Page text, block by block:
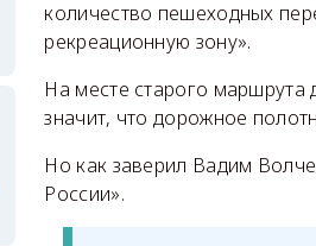
количество пешеходных
рекреационную зону».
На месте старого маршрута
значит, что дорожное
Но как заверил Вадим
России».